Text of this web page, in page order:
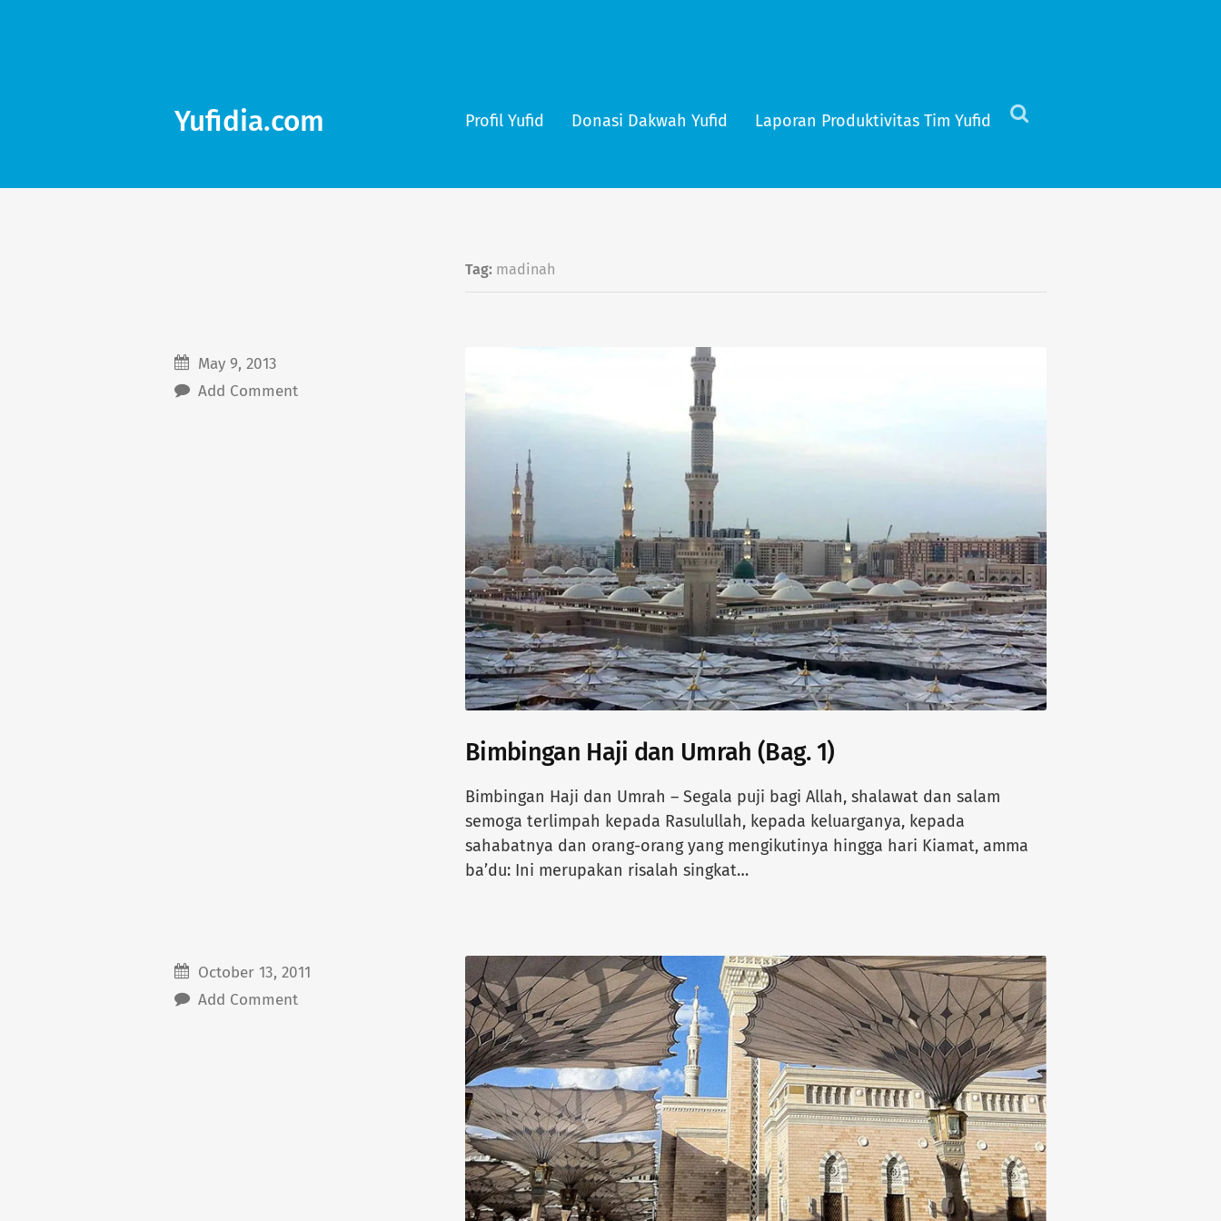
Yufidia.com
the
Profil Yufid Donasi Dakwah Yufid Laporan Produktivitas Tim Yufid
Tag: madinah
Bimbingan Haji dan Umrah (Bag. 1)
May 9, 2013
Add Comment
Bimbingan Haji dan Umrah – Segala puji bagi Allah, shalawat dan salam
semoga terlimpah kepada Rasulullah, kepada keluarganya, kepada
sahabatnya dan orang-orang yang mengikutinya hingga hari Kiamat, amma
ba’du: Ini merupakan risalah singkat…
October 13, 2011
Add Comment